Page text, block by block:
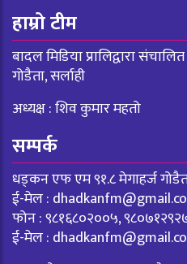
हाम्रो टीम
बादल मिडिया प्रालिद्वारा
गोडैता, सर्लाही
अध्यक्ष : शिव कुमार महतो
सम्पर्क
धड्कन एफ एम ९१.८ मेगाहर्ज
ई-मेल :
फोन : ९८१६८०२००५,
ई-मेल :